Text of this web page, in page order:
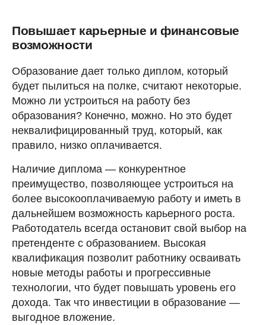
Повышает карьерные и финансовые
возможности
Образование дает только диплом, который
будет пылиться на полке, считают некоторые.
Можно ли устроиться на работу без
образования? Конечно, можно. Но это будет
неквалифицированный труд, который, как
правило, низко оплачивается.
Наличие диплома — конкурентное
преимущество, позволяющее устроиться на
более высокооплачиваемую работу и иметь в
дальнейшем возможность карьерного роста.
Работодатель всегда остановит свой выбор на
претенденте с образованием. Высокая
квалификация позволит работнику осваивать
новые методы работы и прогрессивные
технологии, что будет повышать уровень его
дохода. Так что инвестиции в образование —
выгодное вложение.